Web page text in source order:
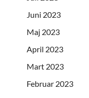
Juni 2023
Maj 2023
April 2023
Mart 2023
Februar 2023